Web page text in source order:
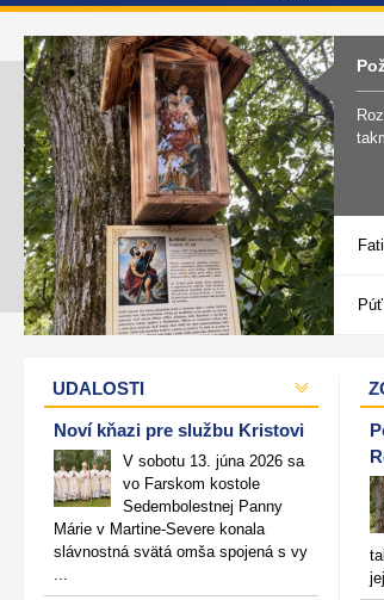
OSTATNÉ
INŠTITÚT
COMMUNIO
FATIMSKÉ
SOBOTY
V
RAJECKEJ
LESNEJ
JUBILEJNÝ
ROK
2025
UDALOSTI
Noví kňazi pre službu Kristovi
V sobotu 13. júna 2026 sa
vo Farskom kostole
Sedembolestnej Panny
Márie v Martine-Severe konala
slávnostná svätá omša spojená s vy
...